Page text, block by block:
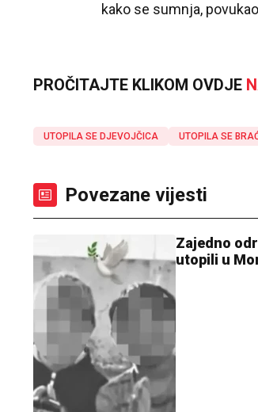
kako se sumnja,
PROČITAJTE KLIKOM OVDJE
UTOPILA SE DJEVOJČICA UTOPILA SE
Povezane vijesti
Zajedno
utopili u